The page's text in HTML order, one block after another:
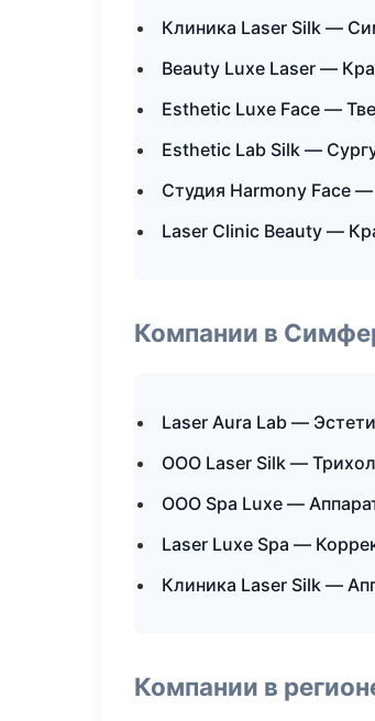
Клиника Laser Silk —
Beauty Luxe Laser —
Esthetic Luxe Face —
Esthetic Lab Silk —
Студия Harmony Face
Laser Clinic Beauty —
Компании в
Laser Aura Lab —
ООО Laser Silk —
ООО Spa Luxe —
Laser Luxe Spa —
Клиника Laser Silk —
Компании в